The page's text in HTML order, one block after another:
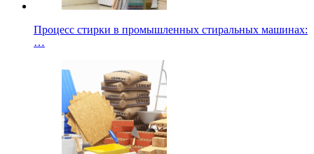
Процесс стирки в промышленных стиральных машинах:
…